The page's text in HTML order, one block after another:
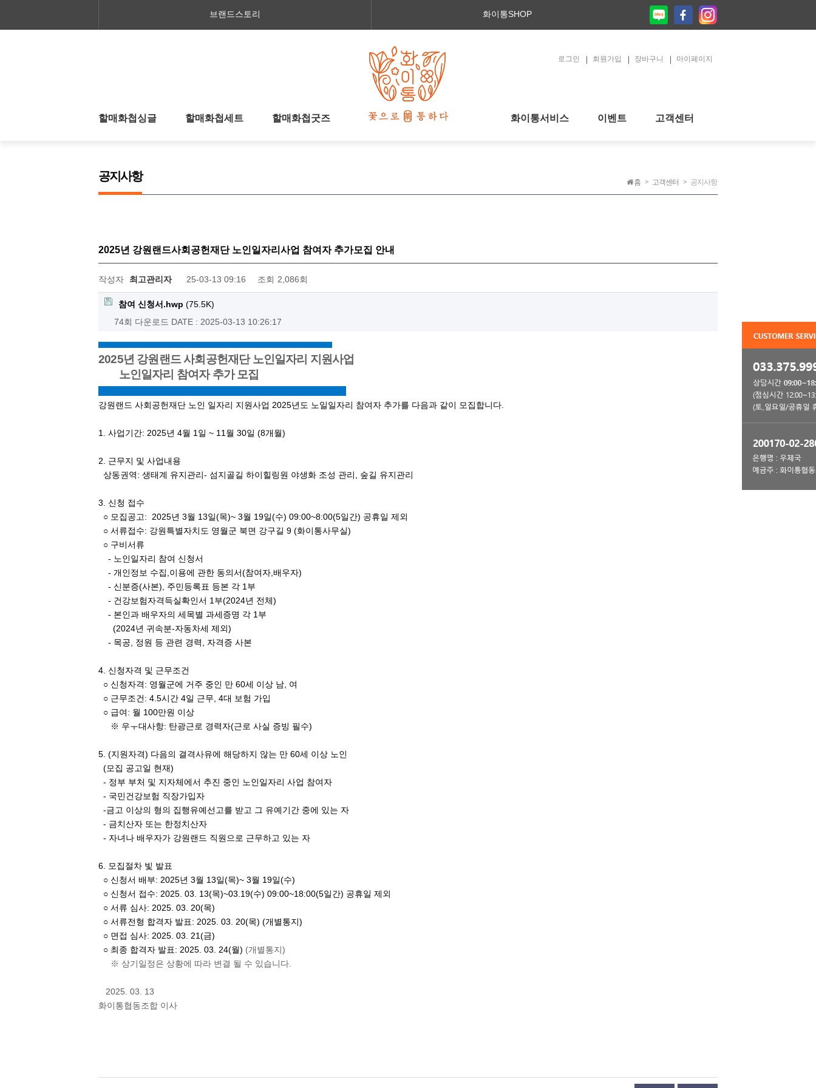
브랜드스토리
화이통SHOP
로그인 회원가입 장바구니 마이페이지
할매화첩싱글 할매화첩세트 할매화첩굿즈 화이통서비스 이벤트 고객센터
홈 고객센터 공지사항
공지사항
2025년 강원랜드사회공헌재단 노인일자리사업 참여자 추가모집 안내
작성자 최고관리자 25-03-13 09:16 조회 2,086회
참여 신청서.hwp (75.5K)
74회 다운로드 DATE : 2025-03-13 10:26:17
2025년 강원랜드 사회공헌재단 노인일자리 지원사업
노인일자리 참여자 추가 모집
강원랜드 사회공헌재단 노인 일자리 지원사업 2025년도 노일일자리 참여자 추가를 다음과 같이 모집합니다.
1. 사업기간: 2025년 4월 1일 ~ 11월 30일 (8개월)
2. 근무지 및 사업내용
상동권역: 생태계 유지관리- 섬지골길 하이힐링원 야생화 조성 관리, 숲길 유지관리
3. 신청 접수
○ 모집공고: 2025년 3월 13일(목)~ 3월 19일(수) 09:00~8:00(5일간) 공휴일 제외
○ 서류접수: 강원특별자치도 영월군 북면 강구길 9 (화이통사무실)
○ 구비서류
- 노인일자리 참여 신청서
- 개인정보 수집,이용에 관한 동의서(참여자,배우자)
- 신분증(사본), 주민등록표 등본 각 1부
- 건강보험자격득실확인서 1부(2024년 전체)
- 본인과 배우자의 세목별 과세증명 각 1부
(2024년 귀속분-자동차세 제외)
- 목공, 정원 등 관련 경력, 자격증 사본
4. 신청자격 및 근무조건
○ 신청자격: 영월군에 거주 중인 만 60세 이상 남, 여
○ 근무조건: 4.5시간 4일 근무, 4대 보험 가입
○ 급여: 월 100만원 이상
※ 우ㅜ대사항: 탄광근로 경력자(근로 사실 증빙 필수)
5. (지원자격) 다음의 결격사유에 해당하지 않는 만 60세 이상 노인
(모집 공고일 현재)
- 정부 부처 및 지자체에서 추진 중인 노인일자리 사업 참여자
- 국민건강보험 직장가입자
-금고 이상의 형의 집행유예선고를 받고 그 유예기간 중에 있는 자
- 금치산자 또는 한정치산자
- 자녀나 배우자가 강원랜드 직원으로 근무하고 있는 자
6. 모집절차 빛 발표
○ 신청서 배부: 2025년 3월 13일(목)~ 3월 19일(수)
○ 신청서 접수: 2025. 03. 13(목)~03.19(수) 09:00~18:00(5일간) 공휴일 제외
○ 서류 심사: 2025. 03. 20(목)
○ 서류전형 합격자 발표: 2025. 03. 20(목) (개별통지)
○ 면접 심사: 2025. 03. 21(금)
○ 최종 합격자 발표: 2025. 03. 24(월) (개별통지)
※ 상기일정은 상황에 따라 변결 될 수 있습니다.
2025. 03. 13
화이통협동조합 이사